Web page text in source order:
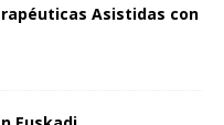
Asistidas con